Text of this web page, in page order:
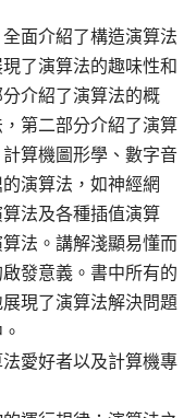
面介紹了構造演算法
了演算法的趣味性和
介紹了演算法的概
第二部分介紹了演算
算機圖形學、數字音
演算法，如神經網
法及各種插值演算
法。講解淺顯易懂而
發意義。書中所有的
現了演算法解決問題
愛好者以及計算機專